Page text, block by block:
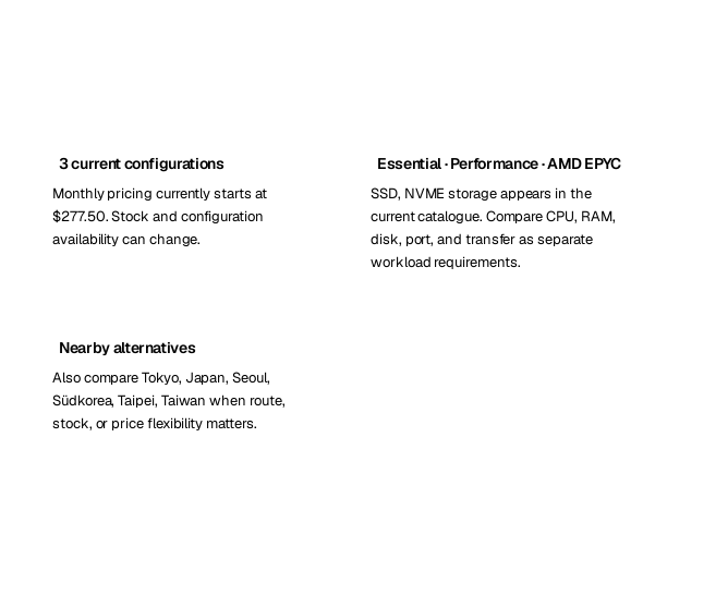
3 current configurations
Monthly pricing currently starts at
$277.50. Stock and configuration
availability can change.
Essential · Performance · AMD EPYC
SSD, NVME storage appears in the
current catalogue. Compare CPU, RAM,
disk, port, and transfer as separate
workload requirements.
Nearby alternatives
Also compare Tokyo, Japan, Seoul,
Südkorea, Taipei, Taiwan when route,
stock, or price flexibility matters.